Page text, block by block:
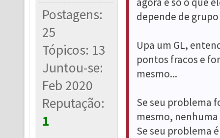
Postagens:
25
Tópicos: 13
Juntou-se:
Feb 2020
Reputação:
1
depende de
Upa um GL,
pontos fracos e
mesmo...
Se seu problema
mesmo,
Se seu problema